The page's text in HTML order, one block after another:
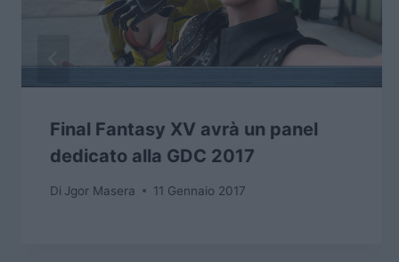
Final Fantasy XV avrà un panel
dedicato alla GDC 2017
Di Jgor Masera 11 Gennaio 2017